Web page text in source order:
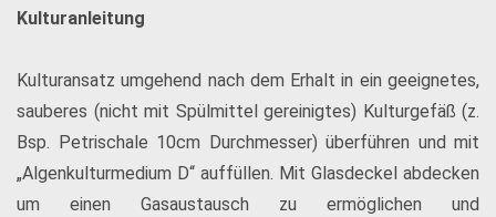
Kulturanleitung
Kulturansatz umgehend nach dem Erhalt in ein geeignetes,
sauberes (nicht mit Spülmittel gereinigtes) Kulturgefäß (z.
Bsp. Petrischale 10cm Durchmesser) überführen und mit
„Algenkulturmedium D“ auffüllen. Mit Glasdeckel abdecken
um einen Gasaustausch zu ermöglichen und